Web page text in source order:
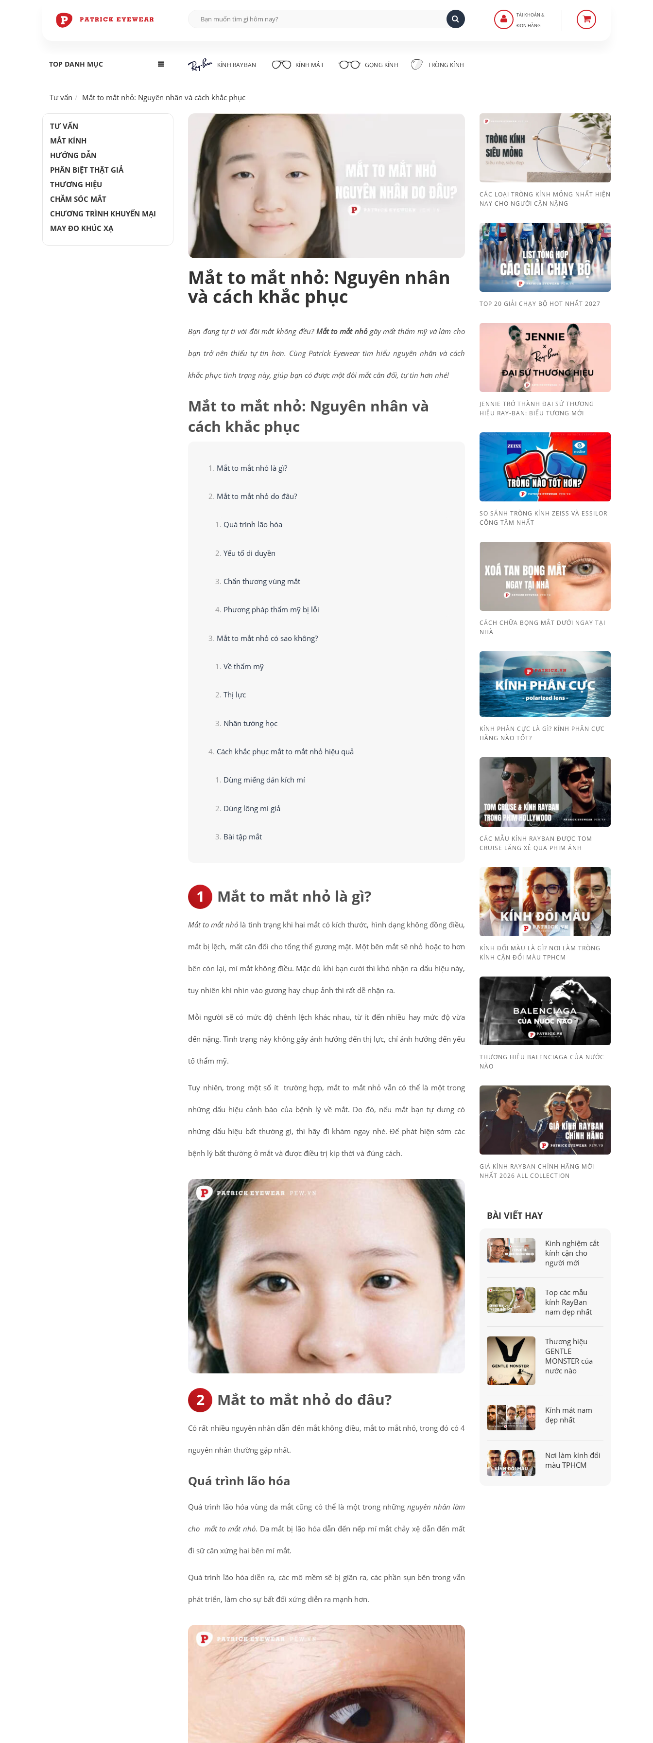
TÀI KHOẢN &
ĐƠN HÀNG
TOP DANH MỤC KÍNH RAYBAN KÍNH MÁT GỌNG KÍNH TRÒNG KÍNH
Tư vấn Mắt to mắt nhỏ: Nguyên nhân và cách khắc phục
TƯ VẤN
MẮT KÍNH
HƯỚNG DẪN
PHÂN BIỆT THẬT GIẢ
THƯƠNG HIỆU
CHĂM SÓC MẮT
CHƯƠNG TRÌNH KHUYẾN MẠI
MAY ĐO KHÚC XẠ
Mắt to mắt nhỏ: Nguyên nhân
và cách khắc phục
Bạn đang tự ti với đôi mắt không đều? Mắt to mắt nhỏgây mất thẩm mỹ và làm cho
bạn trở nên thiếu tự tin hơn. Cùng Patrick Eyewear tìm hiểu nguyên nhân và cách
khắc phục tình trạng này, giúp bạn có được một đôi mắt cân đối, tự tin hơn nhé!
Mắt to mắt nhỏ: Nguyên nhân và
cách khắc phục
Mắt to mắt nhỏ là gì?
Mắt to mắt nhỏ do đâu?
Quá trình lão hóa
Yếu tố di duyền
Chấn thương vùng mắt
Phương pháp thẩm mỹ bị lỗi
Mắt to mắt nhỏ có sao không?
Về thẩm mỹ
Thị lực
Nhân tướng học
Cách khắc phục mắt to mắt nhỏ hiệu quả
Dùng miếng dán kích mí
Dùng lông mi giả
Bài tập mắt
Mắt to mắt nhỏ là gì?
Mắt to mắt nhỏ là tình trạng khi hai mắt có kích thước, hình dạng không đồng điều,
mắt bị lệch, mất cân đối cho tổng thể gương mặt. Một bên mắt sẽ nhỏ hoặc to hơn
bên còn lại, mí mắt không điều. Mặc dù khi bạn cười thì khó nhận ra dấu hiệu này,
tuy nhiên khi nhìn vào gương hay chụp ảnh thì rất dễ nhận ra.
Mỗi người sẽ có mức độ chênh lệch khác nhau, từ ít đến nhiều hay mức độ vừa
đến nặng. Tình trạng này không gây ảnh hưởng đến thị lực, chỉ ảnh hưởng đến yếu
tố thẩm mỹ.
Tuy nhiên, trong một số ít trường hợp, mắt to mắt nhỏ vẫn có thể là một trong
những dấu hiệu cảnh báo của bệnh lý về mắt. Do đó, nếu mắt bạn tự dưng có
những dấu hiệu bất thường gì, thì hãy đi khám ngay nhé. Để phát hiện sớm các
bệnh lý bất thường ở mắt và được điều trị kip thời và đúng cách.
Mắt to mắt nhỏ do đâu?
Có rất nhiều nguyên nhân dẫn đến mắt không điều, mắt to mắt nhỏ, trong đó có 4
nguyên nhân thường gặp nhất.
Quá trình lão hóa
Quá trình lão hóa vùng da mắt cũng có thể là một trong những nguyên nhân làm
cho mắt to mắt nhỏ. Da mắt bị lão hóa dẫn đến nếp mí mắt chảy xệ dẫn đến mất
đi sữ cân xứng hai bên mí mắt.
Quá trình lão hóa diễn ra, các mô mềm sẽ bị giãn ra, các phần sụn bên trong vẫn
phát triển, làm cho sự bất đối xứng diễn ra mạnh hơn.
CÁC LOẠI TRÒNG KÍNH MỎNG NHẤT HIỆN
NAY CHO NGƯỜI CẬN NẶNG
TOP 20 GIẢI CHẠY BỘ HOT NHẤT 2027
JENNIE TRỞ THÀNH ĐẠI SỨ THƯƠNG
HIỆU RAY-BAN: BIỂU TƯỢNG MỚI
SO SÁNH TRÒNG KÍNH ZEISS VÀ ESSILOR
CÔNG TÂM NHẤT
CÁCH CHỮA BỌNG MẮT DƯỚI NGAY TẠI
NHÀ
KÍNH PHÂN CỰC LÀ GÌ? KÍNH PHÂN CỰC
HÃNG NÀO TỐT?
CÁC MẪU KÍNH RAYBAN ĐƯỢC TOM
CRUISE LĂNG XÊ QUA PHIM ẢNH
KÍNH ĐỔI MÀU LÀ GÌ? NƠI LÀM TRÒNG
KÍNH CẬN ĐỔI MÀU TPHCM
THƯƠNG HIỆU BALENCIAGA CỦA NƯỚC
NÀO
GIÁ KÍNH RAYBAN CHÍNH HÃNG MỚI
NHẤT 2026 ALL COLLECTION
BÀI VIẾT HAY
Kinh nghiệm cắt
kính cận cho
người mới
Top các mẫu
kính RayBan
nam đẹp nhất
Thương hiệu
GENTLE
MONSTER của
nước nào
Kính mát nam
đẹp nhất
Nơi làm kính đổi
màu TPHCM